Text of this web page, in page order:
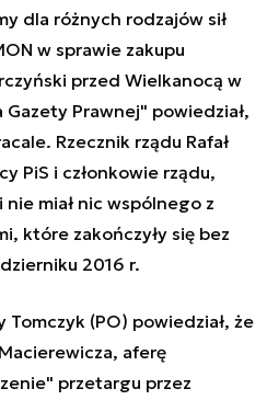
dla różnych rodzajów sił
w sprawie zakupu
przed Wielkanocą w
Prawnej" powiedział,
Rzecznik rządu Rafał
PiS i członkowie rządu,
miał nic wspólnego z
które zakończyły się bez
2016 r.
Tomczyk (PO) powiedział, że
aferę
przetargu przez